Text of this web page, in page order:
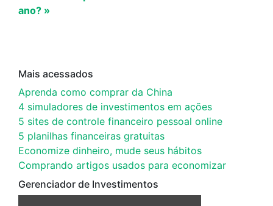
ano? »
Mais acessados
Aprenda como comprar da China
4 simuladores de investimentos em ações
5 sites de controle financeiro pessoal online
5 planilhas financeiras gratuitas
Economize dinheiro, mude seus hábitos
Comprando artigos usados para economizar
Gerenciador de Investimentos